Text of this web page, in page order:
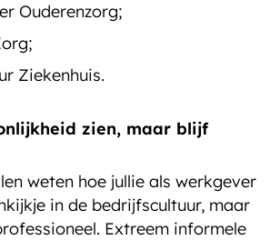
Ouderenzorg;
Ziekenhuis.
zien, maar blijf
weten hoe jullie als werkgever
in de bedrijfscultuur, maar
Extreem informele